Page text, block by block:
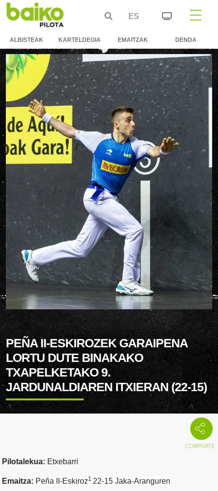
ES
ALBISTEAK KARTELDEGIA EMAITZAK DENDA
PEÑA II-ESKIROZEK GARAIPENA
LORTU DUTE BINAKAKO
TXAPELKETAKO 9.
JARDUNALDIAREN ITXIERAN (22-15)
Pilotalekua: Etxebarri
Emaitza: Peña II-Eskiroz1 22-15 Jaka-Aranguren